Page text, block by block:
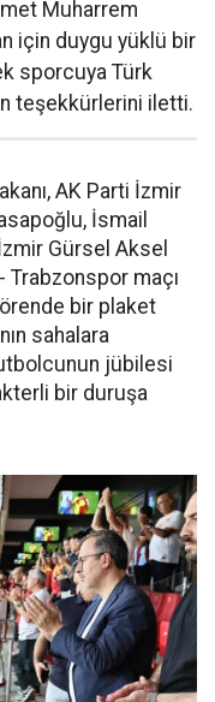
Muharrem
için duygu yüklü bir
sporcuya Türk
teşekkürlerini iletti.
AK Parti İzmir
İsmail
İzmir Gürsel Aksel
Trabzonspor maçı
bir plaket
sahalara
jübilesi
bir duruşa